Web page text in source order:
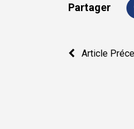
Partager
Navigation
Article